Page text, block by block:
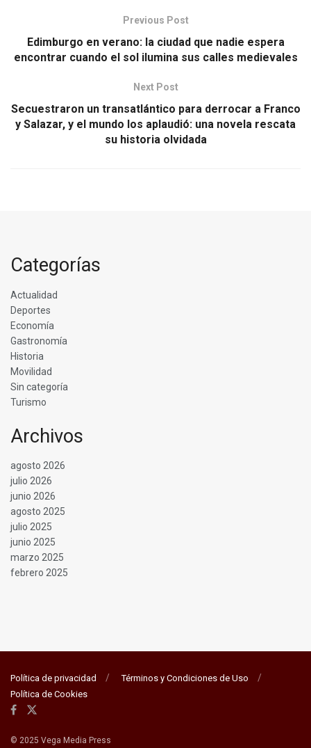
Previous Post
Edimburgo en verano: la ciudad que nadie espera
encontrar cuando el sol ilumina sus calles medievales
Next Post
Secuestraron un transatlántico para derrocar a Franco
y Salazar, y el mundo los aplaudió: una novela rescata
su historia olvidada
Categorías
Actualidad
Deportes
Economía
Gastronomía
Historia
Movilidad
Sin categoría
Turismo
Archivos
agosto 2026
julio 2026
junio 2026
agosto 2025
julio 2025
junio 2025
marzo 2025
febrero 2025
Política de privacidad
Términos y Condiciones de Uso
Política de Cookies
© 2025 Vega Media Press